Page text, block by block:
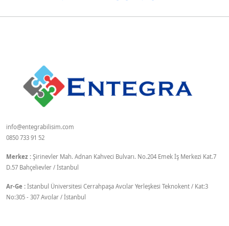
info@entegrabilisim.com
0850 733 91 52
Merkez : Şirinevler Mah. Adnan Kahveci Bulvarı. No.204 Emek İş Merkezi Kat.7
D.57 Bahçelievler / İstanbul
Ar-Ge : İstanbul Üniversitesi Cerrahpaşa Avcılar Yerleşkesi Teknokent / Kat:3
No:305 - 307 Avcılar / İstanbul